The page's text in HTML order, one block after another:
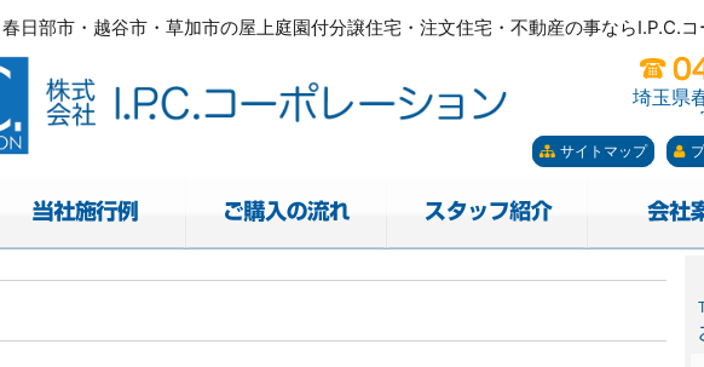
日部市・越谷市・草加市の屋上庭園付分譲住宅・注文住宅・不動産の事ならI.P.C.コ
I.P.C.コーポレーション。屋上庭園も
日部市・越谷市・草加市の屋上庭園付分譲住宅・注文住宅・不動産の事ならI.P.C.コ
埼玉県
サイトマップ